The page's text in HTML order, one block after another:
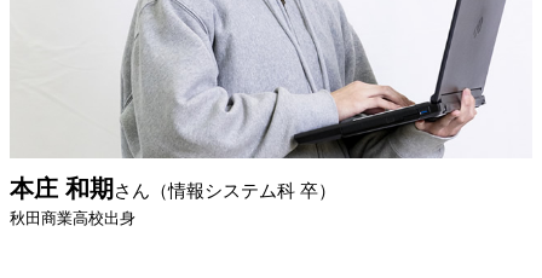
本庄 和期 さん（情報システム科 卒）
秋田商業高校出身